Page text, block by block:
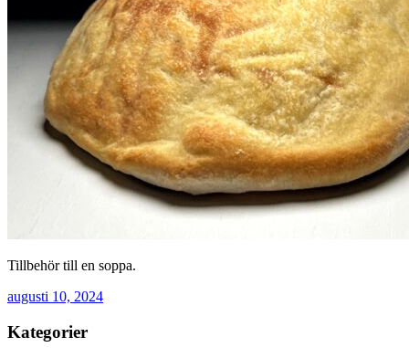
Tillbehör till en soppa.
augusti 10, 2024
Kategorier